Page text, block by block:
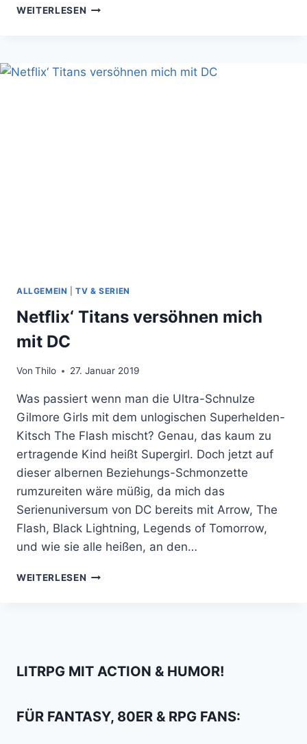
WEITERLESEN GEEK
HAUT
ALLGEMEIN |TV & SERIEN
Netflix‘ Titans versöhnen mich
mit DC
Von Thilo 27. Januar 2019
Was passiert wenn man die Ultra-Schnulze
Gilmore Girls mit dem unlogischen Superhelden-
Kitsch The Flash mischt? Genau, das kaum zu
ertragende Kind heißt Supergirl. Doch jetzt auf
dieser albernen Beziehungs-Schmonzette
rumzureiten wäre müßig, da mich das
Serienuniversum von DC bereits mit Arrow, The
Flash, Black Lightning, Legends of Tomorrow,
und wie sie alle heißen, an den…
WEITERLESEN NETFLIX‘
LITRPG MIT ACTION & HUMOR!
FÜR FANTASY, 80ER & RPG FANS: